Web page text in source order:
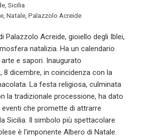
Sicilia
Natale Palazzolo Acreide
Palazzolo Acreide, gioiello degli Iblei,
natalizia. Ha un calendario
e sapori. Inaugurato
8 dicembre, in coincidenza con la
La festa religiosa, culminata
la tradizionale processione, ha dato
eventi che promette di attrarre
Sicilia. Il simbolo più spettacolare
è l'imponente Albero di Natale.